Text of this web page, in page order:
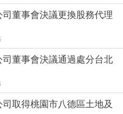
董事會決議更換股務代理
董事會決議通過處分台北
取得桃園市八德區土地及